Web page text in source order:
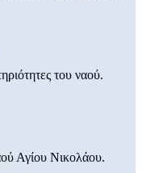
του ναού.
Αγίου Νικολάου.